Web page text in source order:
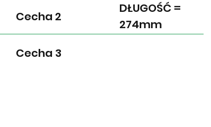
Cecha 2
Cecha 3
DŁUGOŚĆ =
274mm